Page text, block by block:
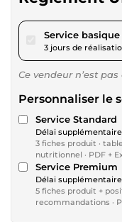
Service basique
3 jours de
Ce vendeur n’est
Personnaliser le
Service Standard
Délai supplémentaire
3 fiches produit ·
nutritionnel · PDF +
Service Premium
Délai
5 fiches produit +
recommandations ·